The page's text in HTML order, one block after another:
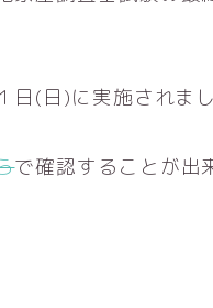
(日)に実施されまし
で確認することが出